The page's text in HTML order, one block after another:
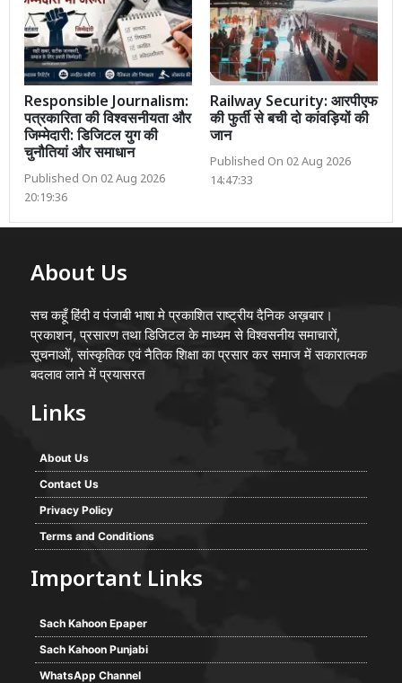
Responsible Journalism:
पत्रकारिता की विश्वसनीयता और
जिम्मेदारी: डिजिटल युग की
चुनौतियां और समाधान
Published On 02 Aug 2026
20:19:36
Railway Security: आरपीएफ
की फुर्ती से बची दो कांवड़ियों की
जान
Published On 02 Aug 2026
14:47:33
About Us
सच कहूँ हिंदी व पंजाबी भाषा मे प्रकाशित राष्ट्रीय दैनिक अख़बार।
प्रकाशन, प्रसारण तथा डिजिटल के माध्यम से विश्वसनीय समाचारों,
सूचनाओं, सांस्कृतिक एवं नैतिक शिक्षा का प्रसार कर समाज में सकारात्मक
बदलाव लाने में प्रयासरत
Links
About Us
Contact Us
Privacy Policy
Terms and Conditions
Important Links
Sach Kahoon Epaper
Sach Kahoon Punjabi
WhatsApp Channel